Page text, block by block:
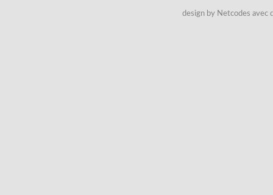
design by Netcodes avec